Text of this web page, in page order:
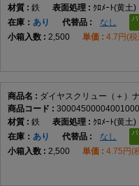
鉄
ｸﾛﾒｰﾄ(黄土)
在庫
あり
なし
2,500
4.7円(
ダイヤスクリュー（＋）
鉄
ｸﾛﾒｰﾄ(黄土)
在庫
あり
なし
2,500
4.75円(